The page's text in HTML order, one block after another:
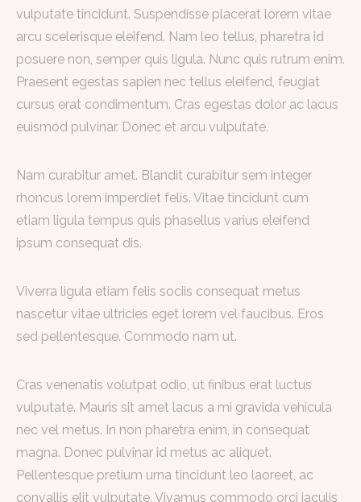
vulputate tincidunt. Suspendisse placerat lorem vitae
arcu scelerisque eleifend. Nam leo tellus, pharetra id
posuere non, semper quis ligula. Nunc quis rutrum enim.
Praesent egestas sapien nec tellus eleifend, feugiat
cursus erat condimentum. Cras egestas dolor ac lacus
euismod pulvinar. Donec et arcu vulputate.
Nam curabitur amet. Blandit curabitur sem integer
rhoncus lorem imperdiet felis. Vitae tincidunt cum
etiam ligula tempus quis phasellus varius eleifend
ipsum consequat dis.
Viverra ligula etiam felis sociis consequat metus
nascetur vitae ultricies eget lorem vel faucibus. Eros
sed pellentesque. Commodo nam ut.
Cras venenatis volutpat odio, ut finibus erat luctus
vulputate. Mauris sit amet lacus a mi gravida vehicula
nec vel metus. In non pharetra enim, in consequat
magna. Donec pulvinar id metus ac aliquet.
Pellentesque pretium urna tincidunt leo laoreet, ac
convallis elit vulputate. Vivamus commodo orci iaculis